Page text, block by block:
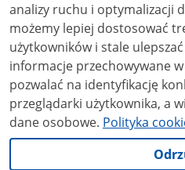
analizy ruchu i optymalizacji
możemy lepiej dostosować
użytkowników i stale ulepszać nasze
informacje przechowywane
pozwalać na identyfikację
przeglądarki użytkownika, a
dane osobowe. Polityka